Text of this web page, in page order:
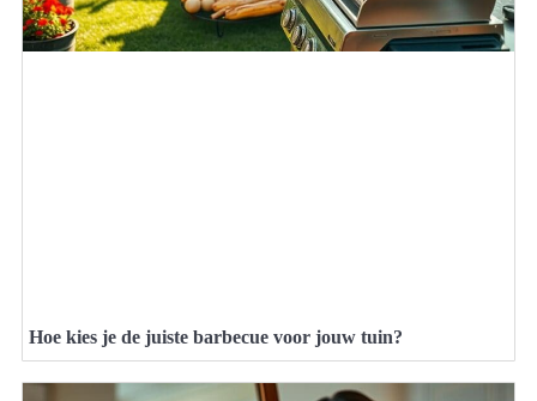
Hoe kies je de juiste barbecue voor jouw tuin?